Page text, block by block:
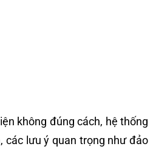
không đúng cách, hệ thống
các lưu ý quan trọng như đảo